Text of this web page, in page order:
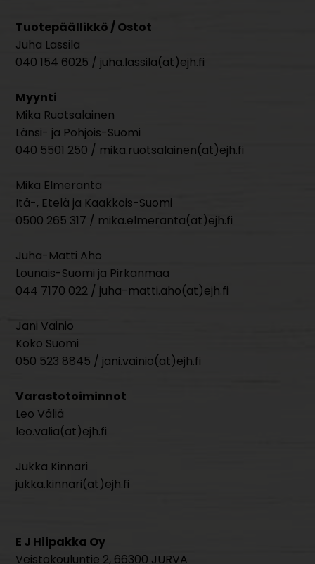
Tuotepäällikkö / Ostot
Juha Lassila
040 154 6025 / juha.lassila(at)ejh.fi
Myynti
Mika Ruotsalainen
Länsi- ja Pohjois-Suomi
040 5501 250 / mika.ruotsalainen(at)ejh.fi
Mika Elmeranta
Itä-, Etelä ja Kaakkois-Suomi
0500 265 317 / mika.elmeranta(at)ejh.fi
Juha-Matti Aho
Lounais-Suomi ja Pirkanmaa
044 7170 022 / juha-matti.aho(at)ejh.fi
Jani Vainio
Koko Suomi
050 523 8845 / jani.vainio(at)ejh.fi
Varastotoiminnot
Leo Väliä
leo.valia(at)ejh.fi
Jukka Kinnari
jukka.kinnari(at)ejh.fi
E J Hiipakka Oy
Veistokouluntie 2, 66300 JURVA